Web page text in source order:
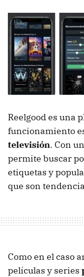
Reelgood es una
funcionamiento
televisión. Con
permite buscar
etiquetas y
que son
Como en el caso
películas y series